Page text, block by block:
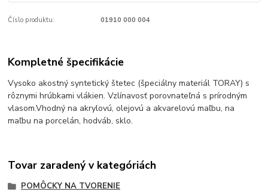
Číslo produktu: 01910 000 004
Kompletné špecifikácie
Vysoko akostný syntetický štetec (špeciálny materiál TORAY) s
rôznymi hrúbkami vlákien. Vzlínavosť porovnateľná s prírodným
vlasom.Vhodný na akrylovú, olejovú a akvarelovú maľbu, na
maľbu na porcelán, hodváb, sklo.
Tovar zaradený v kategóriách
POMÔCKY NA TVORENIE